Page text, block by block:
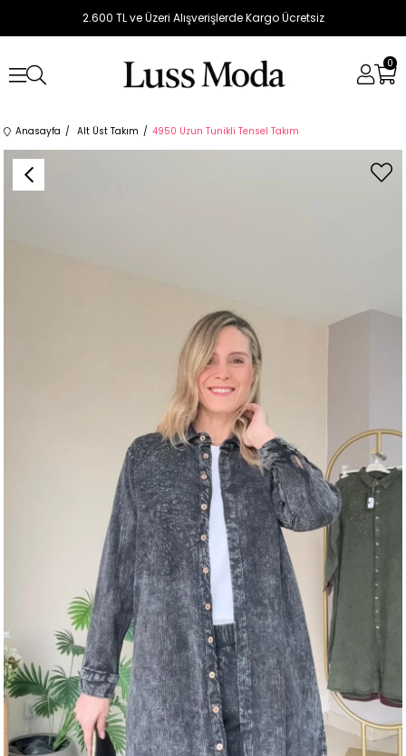
2.600 TL ve Üzeri Alışverişlerde Kargo Ücretsiz
0
Anasayfa Alt Üst Takım 4950 Uzun Tunikli Tensel Takım